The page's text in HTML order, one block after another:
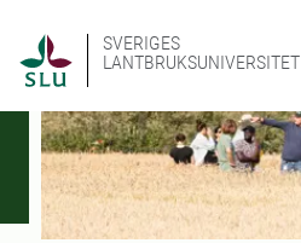
SVERIGES
LANTBRUKSUNIVERSITET